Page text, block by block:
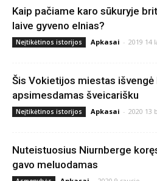
Kaip pačiame karo sūkuryje
laive gyveno elnias?
Neįtikėtinos istorijos Apkasai - 2019 14
Šis Vokietijos miestas
apsimesdamas šveicarišku
Neįtikėtinos istorijos Apkasai - 2020 13
Nuteistuosius Niurnberge
gavo meluodamas